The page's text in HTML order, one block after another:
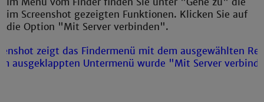
im Screenshot gezeigten Funktionen. Klicken Sie auf
die Option "Mit Server verbinden".